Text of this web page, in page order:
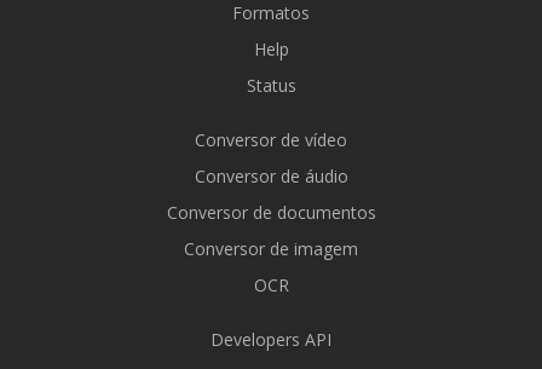
Formatos
Help
Status
Conversor de vídeo
Conversor de áudio
Conversor de documentos
Conversor de imagem
OCR
Developers API